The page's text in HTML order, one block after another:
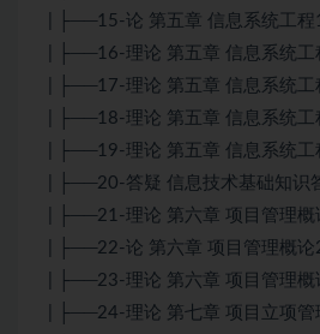
| ├──15-论 第五章 信息系统工程
| ├──16-理论 第五章 信息系统
| ├──17-理论 第五章 信息系统工
| ├──18-理论 第五章 信息系统
| ├──19-理论 第五章 信息系统
| ├──20-答疑 信息技术基础知识
| ├──21-理论 第六章 项目管理概
| ├──22-论 第六章 项目管理概论
| ├──23-理论 第六章 项目管理
| ├──24-理论 第七章 项目立项管